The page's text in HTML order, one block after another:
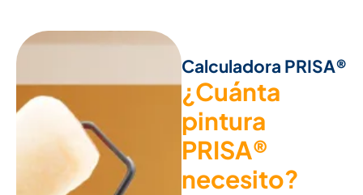
Calculadora PRISA®
¿Cuánta
pintura
PRISA®
necesito?